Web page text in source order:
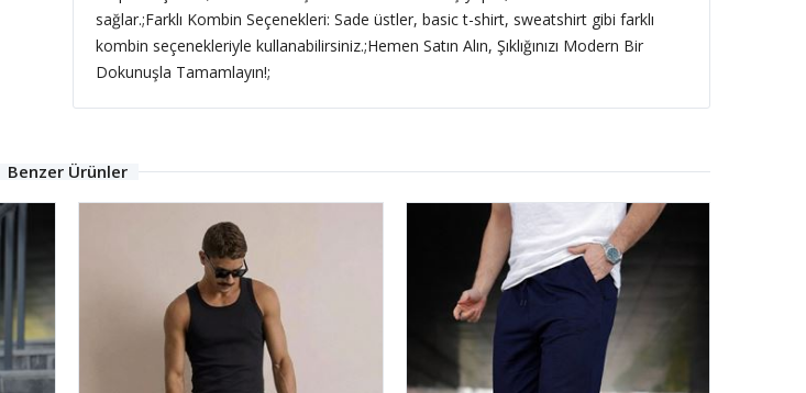
sağlar.;Farklı Kombin Seçenekleri: Sade üstler, basic t-shirt, sweatshirt gibi farklı
kombin seçenekleriyle kullanabilirsiniz.;Hemen Satın Alın, Şıklığınızı Modern Bir
Dokunuşla Tamamlayın!;
Benzer Ürünler